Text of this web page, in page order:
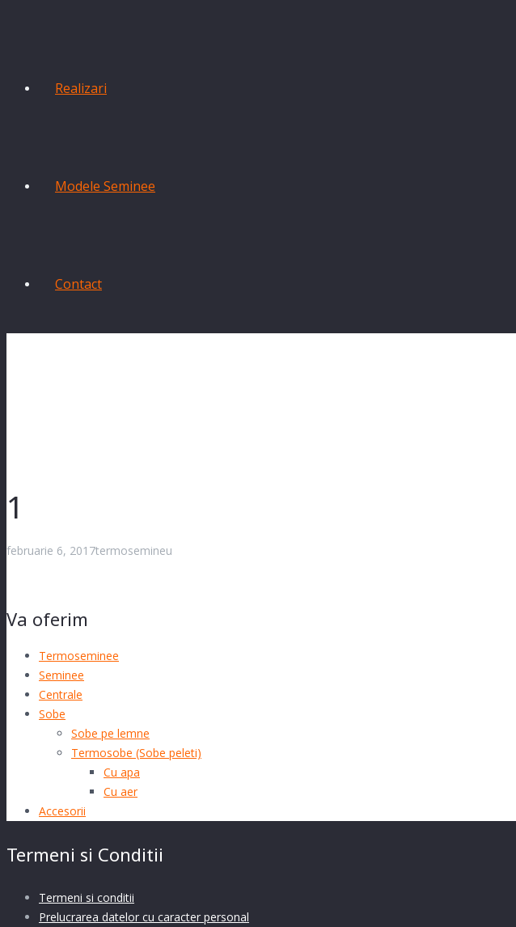
Realizari
Modele Seminee
Contact
1
februarie 6, 2017termosemineu
Va oferim
Termoseminee
Seminee
Centrale
Sobe
Sobe pe lemne
Termosobe (Sobe peleti)
Cu apa
Cu aer
Accesorii
Termeni si Conditii
Termeni si conditii
Prelucrarea datelor cu caracter personal